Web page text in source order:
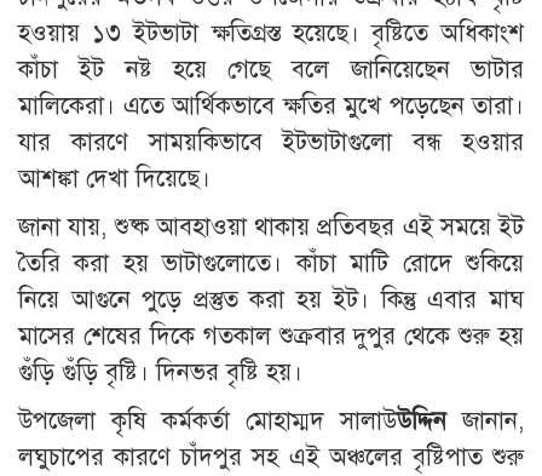
হওয়ায় ১৩ ইটভাটা ক্ষতিগ্রস্ত হয়েছে। বৃষ্টিতে অধিকাংশ
কাঁচা ইট নষ্ট হয়ে গেছে বলে জানিয়েছেন ভাটার
মালিকেরা। এতে আর্থিকভাবে ক্ষতির মুখে পড়েছেন তারা।
যার কারণে সাময়কিভাবে ইটভাটাগুলো বন্ধ হওয়ার
আশঙ্কা দেখা দিয়েছে।
জানা যায়, শুষ্ক আবহাওয়া থাকায় প্রতিবছর এই সময়ে ইট
তৈরি করা হয় ভাটাগুলোতে। কাঁচা মাটি রোদে শুকিয়ে
নিয়ে আগুনে পুড়ে প্রস্তুত করা হয় ইট। কিন্তু এবার মাঘ
মাসের শেষের দিকে গতকাল শুক্রবার দুপুর থেকে শুরু হয়
গুঁড়ি গুঁড়ি বৃষ্টি। দিনভর বৃষ্টি হয়।
উপজেলা কৃষি কর্মকর্তা মোহাম্মদ সালাউউদ্দিনজানান,
লঘুচাপের কারণে চাঁদপুর সহ এই অঞ্চলের বৃষ্টিপাত শুরু